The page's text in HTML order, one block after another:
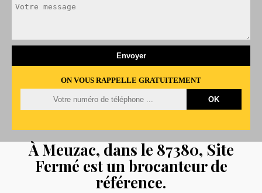
ON VOUS RAPPELLE GRATUITEMENT
À Meuzac, dans le 87380, Site
Fermé est un brocanteur de
référence.